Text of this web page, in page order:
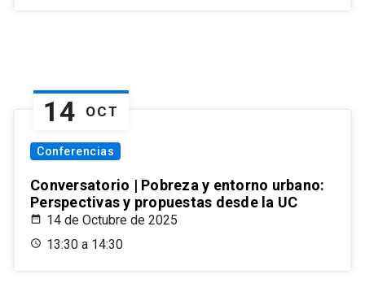
14 OCT
Conferencias
Conversatorio | Pobreza y entorno urbano:
Perspectivas y propuestas desde la UC
14 de Octubre de 2025
13:30 a 14:30